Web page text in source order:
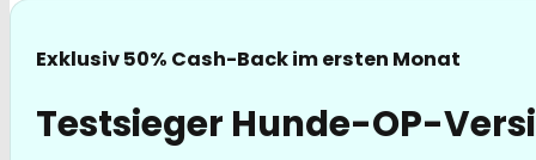
Exklusiv 50% Cash-Back im ersten Monat
Testsieger Hunde-OP-